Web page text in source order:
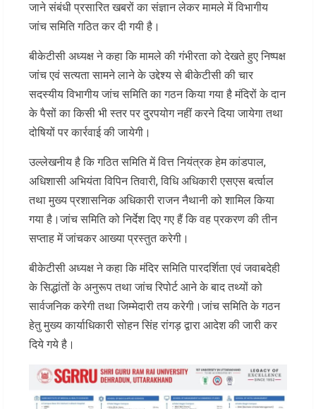
जाने संबंधी प्रसारित खबरों का संज्ञान लेकर मामले में विभागीय
जांच समिति गठित कर दी गयी है।
बीकेटीसी अध्यक्ष ने कहा कि मामले की गंभीरता को देखते हुए निष्पक्ष
जांच एवं सत्यता सामने लाने के उद्देश्य से बीकेटीसी की चार
सदस्यीय विभागीय जांच समिति का गठन किया गया है मंदिरों के दान
के पैसों का किसी भी स्तर पर दुरपयोग नहीं करने दिया जायेगा तथा
दोषियों पर कार्रवाई की जायेगी।
उल्लेखनीय है कि गठित समिति में वित्त नियंत्रक हेम कांडपाल,
अधिशासी अभियंता विपिन तिवारी, विधि अधिकारी एसएस बर्त्वाल
तथा मुख्य प्रशासनिक अधिकारी राजन नैथानी को शामिल किया
गया है।जांच समिति को निर्देश दिए गए हैं कि वह प्रकरण की तीन
सप्ताह में जांचकर आख्या प्रस्तुत करेगी।
बीकेटीसी अध्यक्ष ने कहा कि मंदिर समिति पारदर्शिता एवं जवाबदेही
के सिद्धांतों के अनुरूप तथा जांच रिपोर्ट आने के बाद तथ्यों को
सार्वजनिक करेगी तथा जिम्मेदारी तय करेगी।जांच समिति के गठन
हेतु मुख्य कार्याधिकारी सोहन सिंह रांगड़ द्वारा आदेश की जारी कर
दिये गये है।